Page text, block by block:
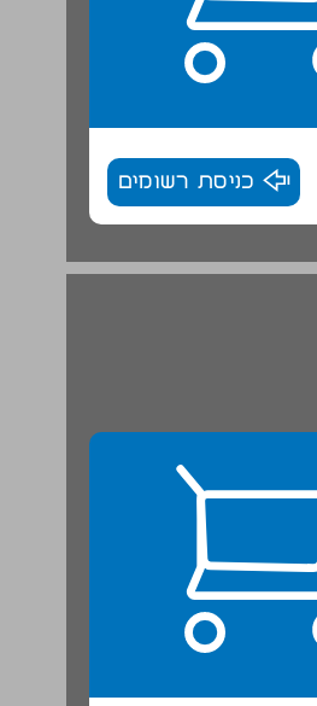
כניסת רשומים